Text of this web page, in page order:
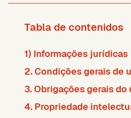
Tabla de contenidos
1) Informações jurídicas
2. Condições gerais de
3. Obrigações gerais
4. Propriedade